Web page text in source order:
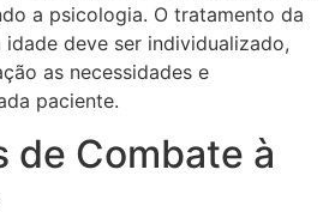
a psicologia. O tratamento da
deve ser individualizado,
as necessidades e
paciente.
de Combate à